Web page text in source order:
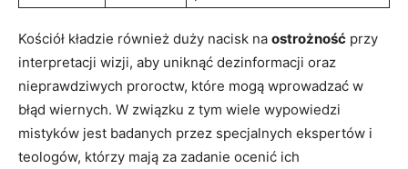
Kościół​ kładzie ‍również duży ‌nacisk na ostrożność przy
interpretacji wizji, aby uniknąć ​dezinformacji ‌oraz
nieprawdziwych proroctw, które mogą wprowadzać ​w
błąd wiernych. W związku z tym wiele wypowiedzi
mistyków‌ jest⁢ badanych przez specjalnych‍ ekspertów i
teologów, którzy mają za zadanie ‌ocenić ich